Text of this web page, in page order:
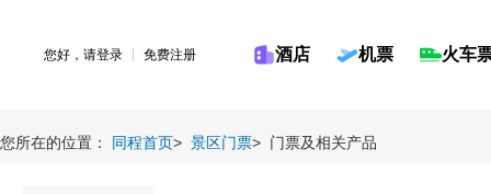
您好，请登录 免费注册 酒店 机票 火车
您所在的位置： 同程首页> 景区门票> 门票及相关产品